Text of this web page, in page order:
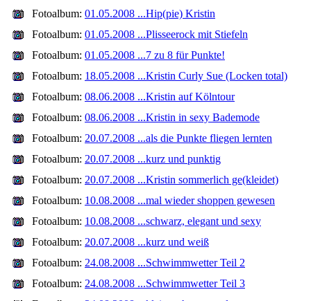
Fotoalbum: 01.05.2008 ...Hip(pie) Kristin
Fotoalbum: 01.05.2008 ...Plisseerock mit Stiefeln
Fotoalbum: 01.05.2008 ...7 zu 8 für Punkte!
Fotoalbum: 18.05.2008 ...Kristin Curly Sue (Locken total)
Fotoalbum: 08.06.2008 ...Kristin auf Kölntour
Fotoalbum: 08.06.2008 ...Kristin in sexy Bademode
Fotoalbum: 20.07.2008 ...als die Punkte fliegen lernten
Fotoalbum: 20.07.2008 ...kurz und punktig
Fotoalbum: 20.07.2008 ...Kristin sommerlich ge(kleidet)
Fotoalbum: 10.08.2008 ...mal wieder shoppen gewesen
Fotoalbum: 10.08.2008 ...schwarz, elegant und sexy
Fotoalbum: 20.07.2008 ...kurz und weiß
Fotoalbum: 24.08.2008 ...Schwimmwetter Teil 2
Fotoalbum: 24.08.2008 ...Schwimmwetter Teil 3